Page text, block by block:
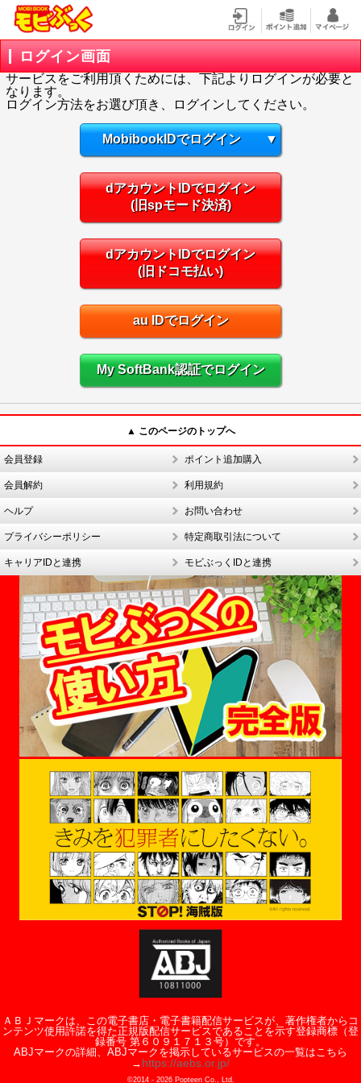
ログイン画面
サービスをご利用頂くためには、下記よりログインが必要と
なります。
ログイン方法をお選び頂き、ログインしてください。
MobibookIDでログイン ▼
dアカウントIDでログイン
(旧spモード決済)
dアカウントIDでログイン
(旧ドコモ払い)
au IDでログイン
My SoftBank認証でログイン
▲ このページのトップへ
会員登録 ポイント追加購入
会員解約 利用規約
ヘルプ お問い合わせ
プライバシーポリシー 特定商取引法について
キャリアIDと連携 モビぶっくIDと連携
ＡＢＪマークは、この電子書店・電子書籍配信サービスが、著作権者からコ
ンテンツ使用許諾を得た正規版配信サービスであることを示す登録商標（登
録番号 第６０９１７１３号）です。
ABJマークの詳細、ABJマークを掲示しているサービスの一覧はこちら
→ https://aebs.or.jp/
©2014 - 2026Popteen Co., Ltd.